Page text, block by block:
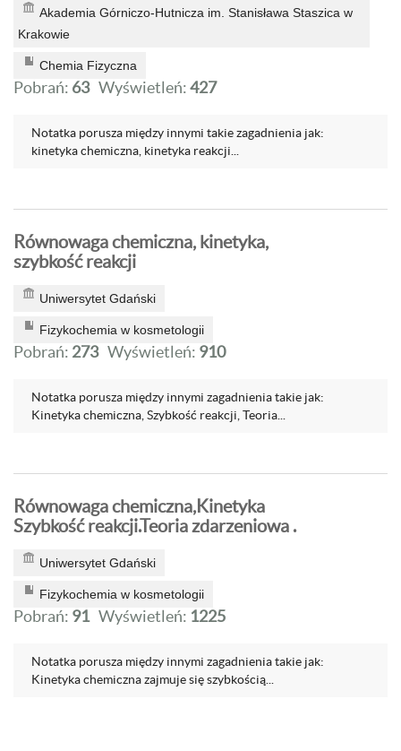
Akademia Górniczo-Hutnicza im. Stanisława Staszica w
Krakowie
Chemia Fizyczna
Pobrań: 63 Wyświetleń:427
Notatka porusza między innymi takie zagadnienia jak:
kinetyka chemiczna, kinetyka reakcji...
Równowaga chemiczna, kinetyka,
szybkość reakcji
Uniwersytet Gdański
Fizykochemia w kosmetologii
Pobrań: 273 Wyświetleń: 910
Notatka porusza między innymi zagadnienia takie jak:
Kinetyka chemiczna, Szybkość reakcji, Teoria...
Równowaga chemiczna,Kinetyka
Szybkość reakcji.Teoria zdarzeniowa .
Uniwersytet Gdański
Fizykochemia w kosmetologii
Pobrań: 91 Wyświetleń: 1225
Notatka porusza między innymi zagadnienia takie jak:
Kinetyka chemiczna zajmuje się szybkością...